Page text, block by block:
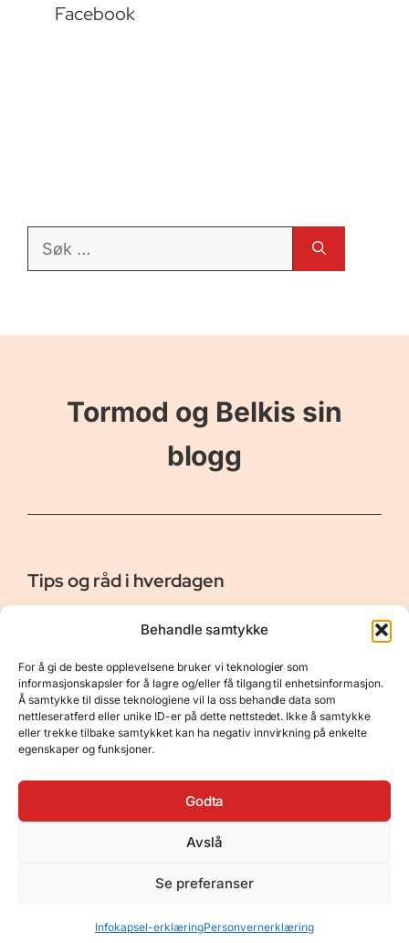
Behandle samtykke
For å gi de beste opplevelsene bruker vi teknologier som
informasjonskapsler for å lagre og/eller få tilgang til enhetsinformasjon.
Å samtykke til disse teknologiene vil la oss behandle data som
nettleseratferd eller unike ID-er på dette nettstedet. Ikke å samtykke
eller trekke tilbake samtykket kan ha negativ innvirkning på enkelte
egenskaper og funksjoner.
Godta
Avslå
Se preferanser
Infokapsel-erklæringPersonvernerklæring
Facebook
Søk
Tormod og Belkis sin
blogg
Tips og råd i hverdagen
Er vår bloggside hvor vi ønsker å dele våre opplevelser og
gi deg råd og tips innen reiser, hotell - og restauranter,
naturopplevelser, personlig pleie, data, film og bøker m.m.
Nyttige Linker
Om oss
Kontakt
Resurser
Personvernerklæring
Opphavsrett
GeneratePress•Hosted by